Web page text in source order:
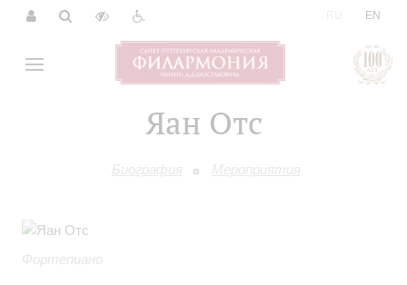
EN
Яан Отс
Биография Мероприятия
Фортепиано